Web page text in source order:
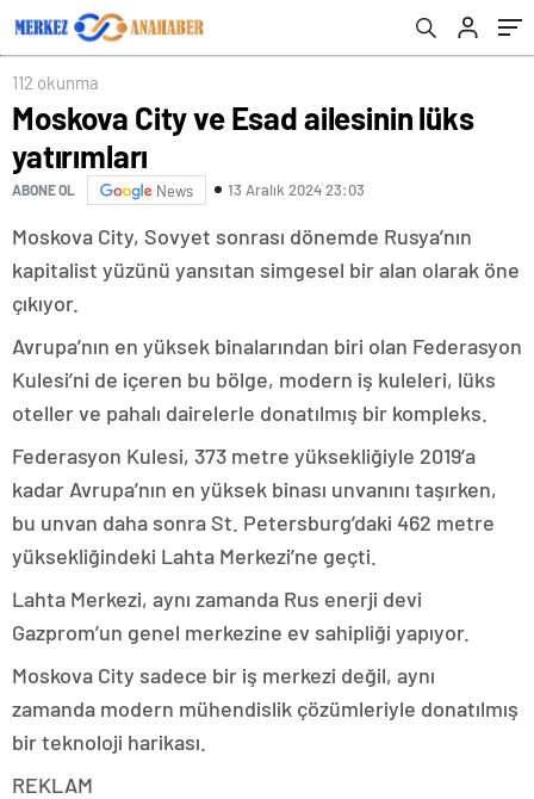
112 okunma
Moskova City ve Esad ailesinin lüks
yatırımları
ABONE OL News 13 Aralık 2024 23:03
Moskova City, Sovyet sonrası dönemde Rusya’nın
kapitalist yüzünü yansıtan simgesel bir alan olarak öne
çıkıyor.
Avrupa’nın en yüksek binalarından biri olan Federasyon
Kulesi’ni de içeren bu bölge, modern iş kuleleri, lüks
oteller ve pahalı dairelerle donatılmış bir kompleks.
Federasyon Kulesi, 373 metre yüksekliğiyle 2019’a
kadar Avrupa’nın en yüksek binası unvanını taşırken,
bu unvan daha sonra St. Petersburg’daki 462 metre
yüksekliğindeki Lahta Merkezi’ne geçti.
Lahta Merkezi, aynı zamanda Rus enerji devi
Gazprom’un genel merkezine ev sahipliği yapıyor.
Moskova City sadece bir iş merkezi değil, aynı
zamanda modern mühendislik çözümleriyle donatılmış
bir teknoloji harikası.
REKLAM